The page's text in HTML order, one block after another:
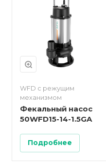
WFD с режущим
механизмом
Фекальный насос
50WFD15-14-1.5GA
Подробнее